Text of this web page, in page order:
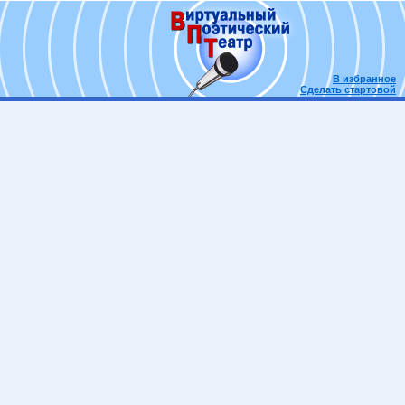
В избранное
Сделать стартовой